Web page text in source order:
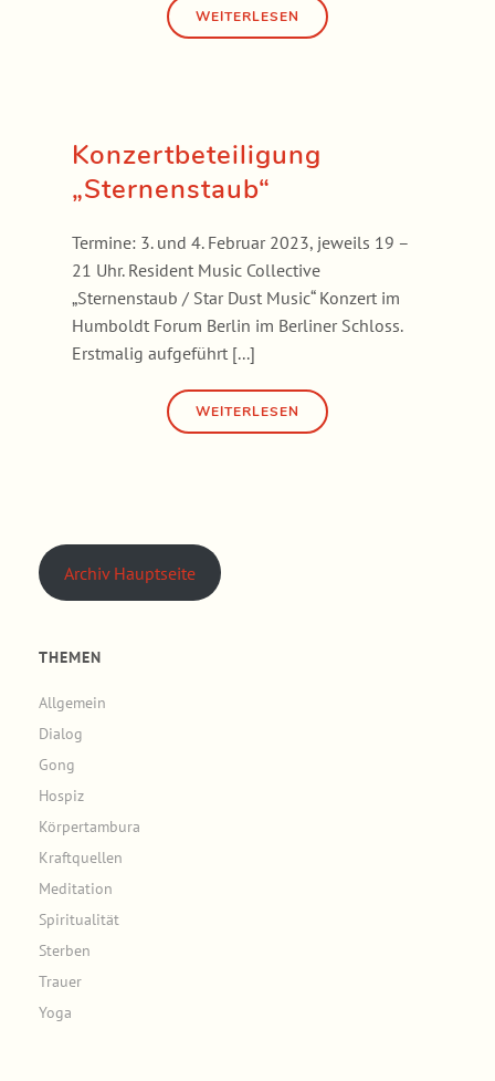
Konzertbeteiligung
„Sternenstaub“
Termine: 3. und 4. Februar 2023, jeweils 19 –
21 Uhr. Resident Music Collective
„Sternenstaub / Star Dust Music“ Konzert im
Humboldt Forum Berlin im Berliner Schloss.
Erstmalig aufgeführt [...]
Archiv Hauptseite
THEMEN
Allgemein
Dialog
Gong
Hospiz
Körpertambura
Kraftquellen
Meditation
Spiritualität
Sterben
Trauer
Yoga